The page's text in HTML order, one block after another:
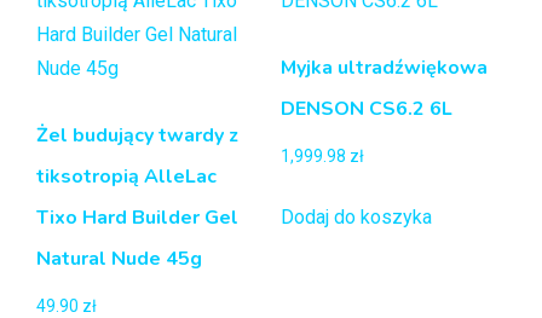
Żel budujący twardy z
tiksotropią AlleLac
Tixo Hard Builder Gel
Natural Nude 45g
49.90 zł
Myjka ultradźwiękowa
DENSON CS6.2 6L
1,999.98 zł
Dodaj do koszyka